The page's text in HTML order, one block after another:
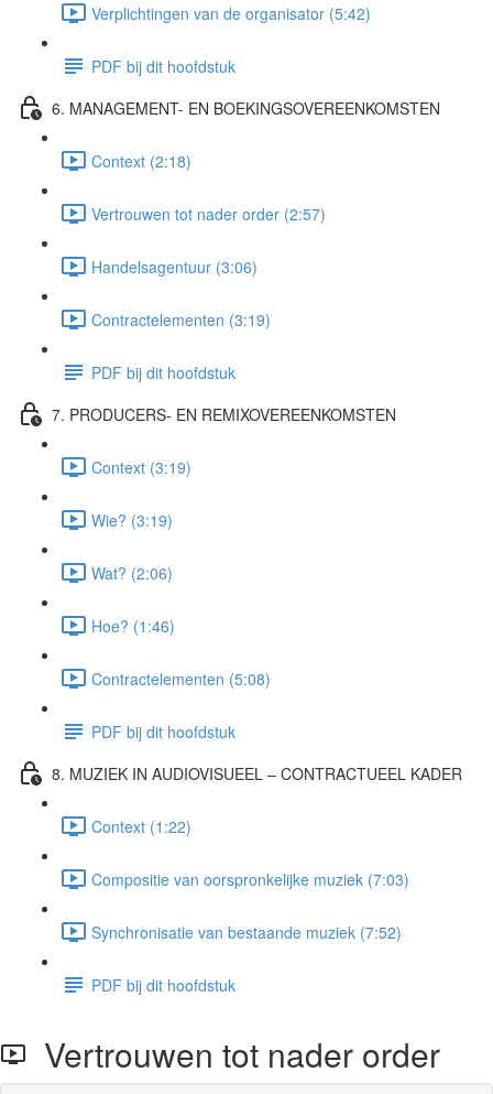
Verplichtingen van de organisator (5:42)
PDF bij dit hoofdstuk
6. MANAGEMENT- EN BOEKINGSOVEREENKOMSTEN
Context (2:18)
Vertrouwen tot nader order (2:57)
Handelsagentuur (3:06)
Contractelementen (3:19)
PDF bij dit hoofdstuk
7. PRODUCERS- EN REMIXOVEREENKOMSTEN
Context (3:19)
Wie? (3:19)
Wat? (2:06)
Hoe? (1:46)
Contractelementen (5:08)
PDF bij dit hoofdstuk
8. MUZIEK IN AUDIOVISUEEL – CONTRACTUEEL KADER
Context (1:22)
Compositie van oorspronkelijke muziek (7:03)
Synchronisatie van bestaande muziek (7:52)
PDF bij dit hoofdstuk
Vertrouwen tot nader order